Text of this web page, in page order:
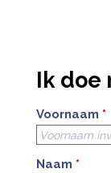
Ik doe
Voornaam *
Naam *